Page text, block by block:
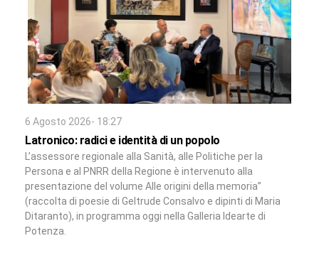
6 Agosto 2026- 18:27
Latronico: radici e identità di un popolo
L’assessore regionale alla Sanità, alle Politiche per la
Persona e al PNRR della Regione è intervenuto alla
presentazione del volume Alle origini della memoria”
(raccolta di poesie di Geltrude Consalvo e dipinti di Maria
Ditaranto), in programma oggi nella Galleria Idearte di
Potenza.